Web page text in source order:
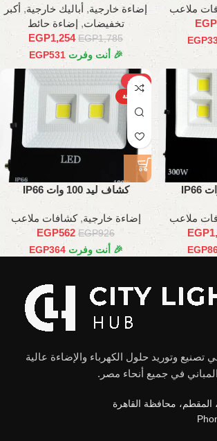
ملاعب
EGP
EGP
إضاءة خارجية, أباليك خارجية, أكبر
تخفيضات, إضاءة حائط
EGP1,785
EGP1,254
🎉 أنت وفرت EGP531
ملاعب
EGP
EGP
-39%
الساخنة
كشاف ليد 100 وات IP66
إضاءة خارجية,كشافات ملاعب
EGP926
EGP562
🎉 أنت وفرت EGP364
تصنيع وتوريد حلول الكهرباء والإضاءة عالية
في جميع أنحاء مصر.